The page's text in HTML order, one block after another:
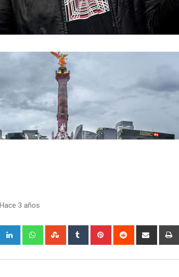
Hace 3 años
Google+ LinkedIn WhatsappStumbleUpon
Tumblr Pinterest Reddit
Share